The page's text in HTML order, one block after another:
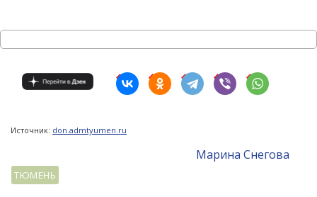
Источник: don.admtyumen.ru
Mарина Снегова
ТЮМЕНЬ